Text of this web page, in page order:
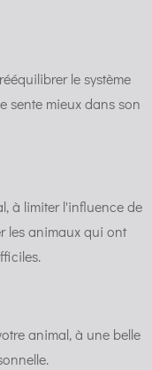
le système
sente mieux dans son
à limiter l'influence de
les animaux qui ont
animal, à une belle